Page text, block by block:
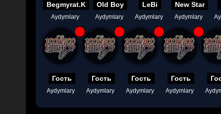
Begmyrat.K
Aydymlary
Old Boy
Aydymlary
LeBi
Aydymlary
New Star
Aydymlary
Гость
Aydymlary
Гость
Aydymlary
Гость
Aydymlary
Гость
Aydymlary